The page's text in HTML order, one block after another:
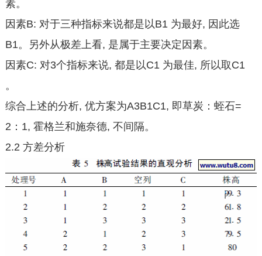
素。
因素B: 对于三种指标来说都是以B1 为最好, 因此选
B1。另外从极差上看, 是属于主要决定因素。
因素C: 对3个指标来说, 都是以C1 为最佳, 所以取C1
。
综合上述的分析, 优方案为A3B1C1, 即草炭：蛭石=
2：1, 霍格兰和施奈德, 不间隔。
2.2 方差分析